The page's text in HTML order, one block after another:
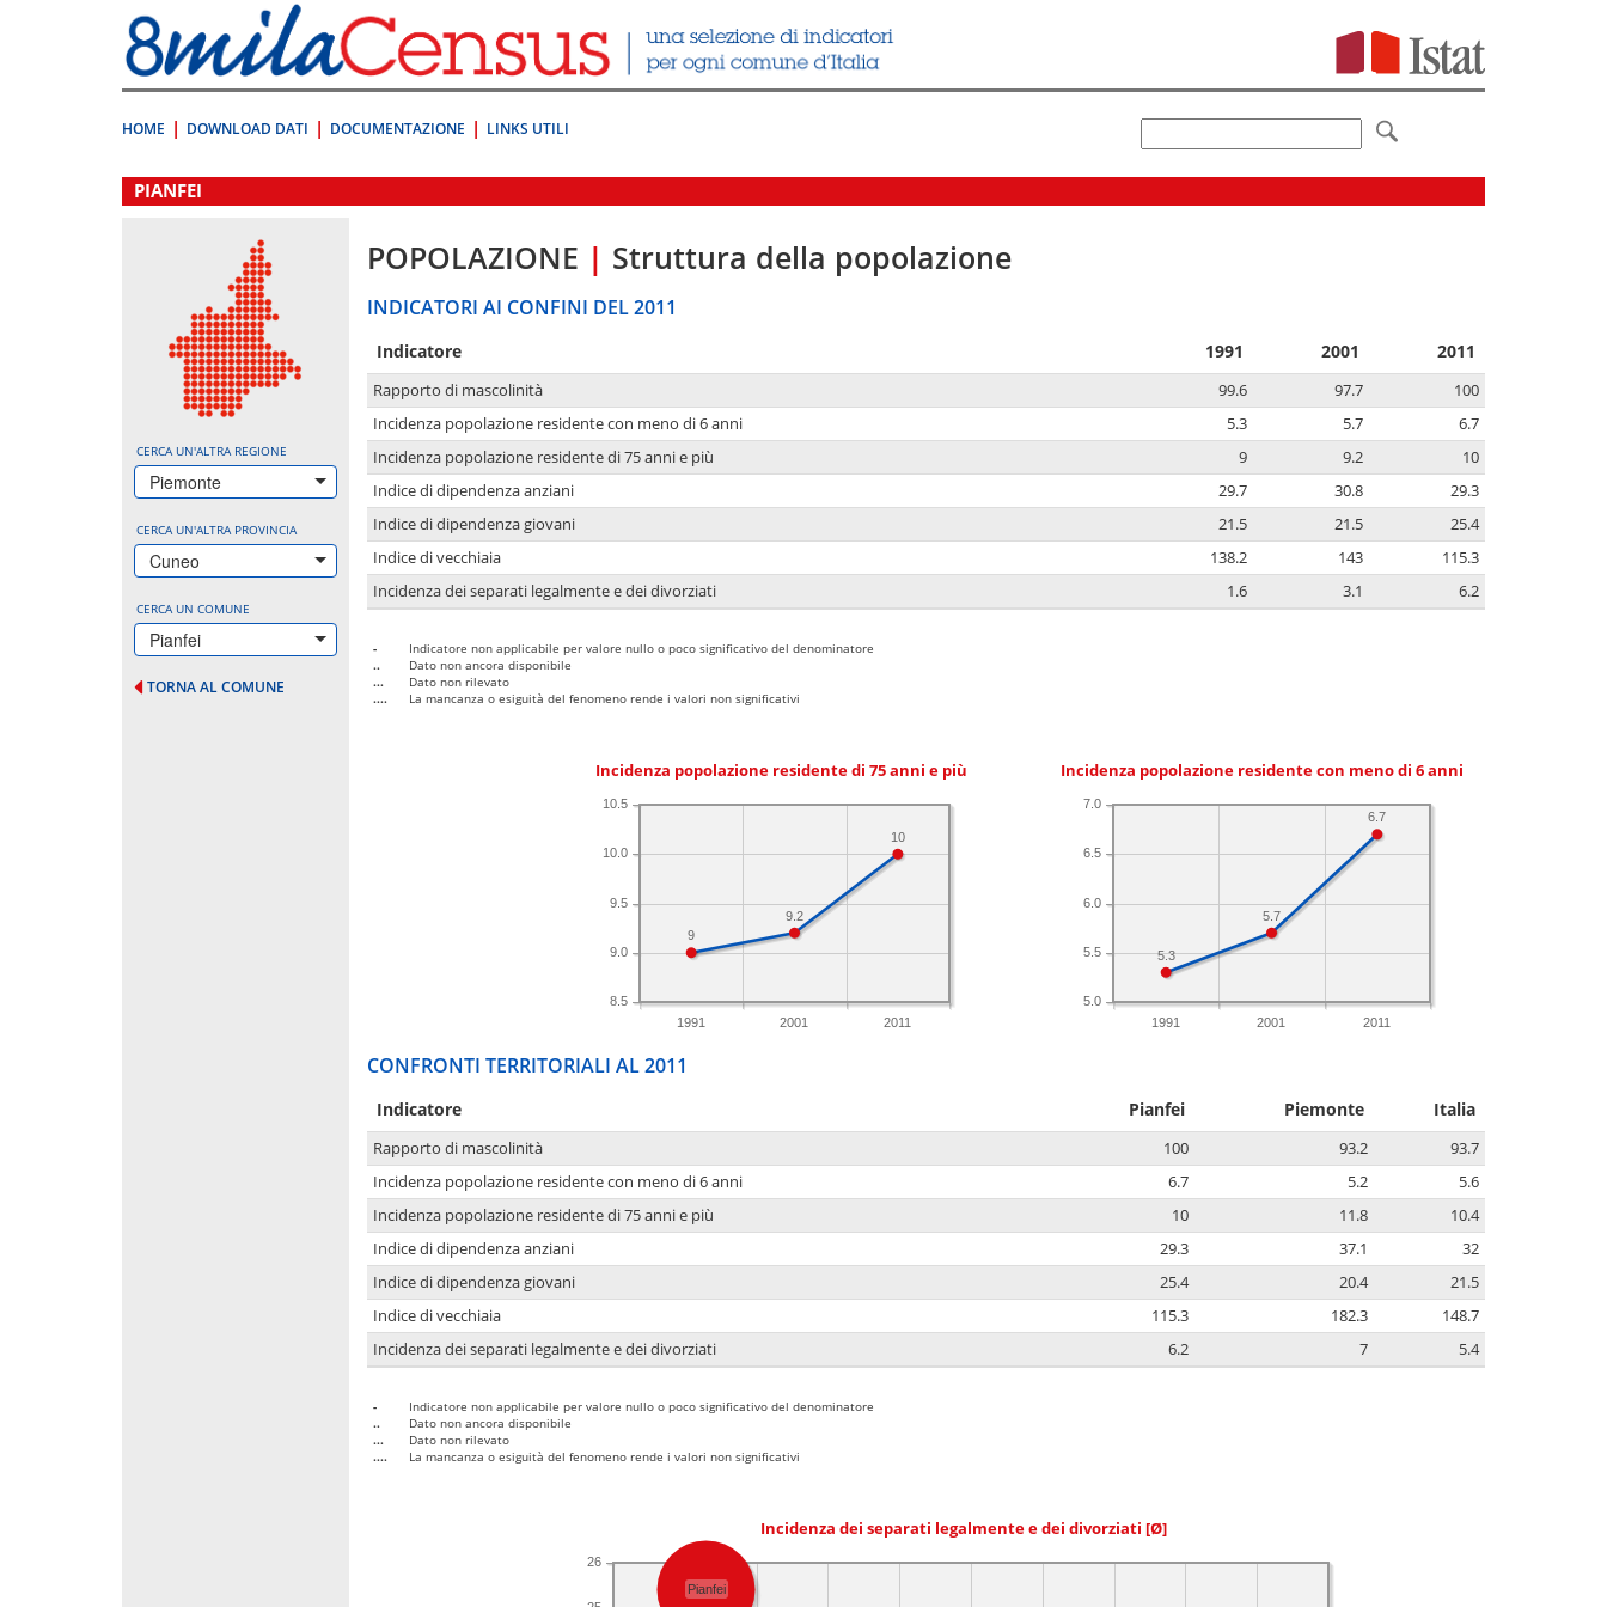
direttamente
a:
Contenuto
HOME DOWNLOAD DATI DOCUMENTAZIONE LINKS UTILI
.
PIANFEI
CERCA UN'ALTRA REGIONE
Piemonte
CERCA UN'ALTRA PROVINCIA
Cuneo
CERCA UN COMUNE
Pianfei
TORNA AL COMUNE
POPOLAZIONE | Struttura della popolazione
INDICATORI AI CONFINI DEL 2011
Indicatore 1991 2001 2011
Rapporto di mascolinità 99.6 97.7
100
Incidenza popolazione residente con meno di 6 anni
5.3 5.7
6.7
Incidenza popolazione residente di 75 anni e più
9 9.2
10
Indice di dipendenza anziani
29.7 30.8
29.3
Indice di dipendenza giovani
21.5 21.5
25.4
Indice di vecchiaia
138.2 143
115.3
Incidenza dei separati legalmente e dei divorziati
1.6 3.1 6.2
-
Indicatore non applicabile per valore nullo o poco significativo del denominatore
..
Dato non ancora disponibile
...
Dato non rilevato
....
La mancanza o esiguità del fenomeno rende i valori non significativi
Incidenza popolazione residente di 75 anni e più
1991 2001 2011
8.5
9.0
9.5
10.0
10.5
10
9.2
9
Incidenza popolazione residente con meno di 6 anni
1991 2001 2011
5.0
5.5
6.0
6.5
7.0
6.7
5.7
5.3
CONFRONTI TERRITORIALI AL 2011
Indicatore Pianfei Piemonte Italia
Rapporto di mascolinità 100 93.2
93.7
Incidenza popolazione residente con meno di 6 anni
6.7 5.2
5.6
Incidenza popolazione residente di 75 anni e più
10 11.8
10.4
Indice di dipendenza anziani
29.3 37.1
32
Indice di dipendenza giovani
25.4 20.4
21.5
Indice di vecchiaia
115.3 182.3
148.7
Incidenza dei separati legalmente e dei divorziati
6.2 7 5.4
-
Indicatore non applicabile per valore nullo o poco significativo del denominatore
..
Dato non ancora disponibile
...
Dato non rilevato
....
La mancanza o esiguità del fenomeno rende i valori non significativi
Incidenza dei separati legalmente e dei divorziati [Ø]
26
Pianfei